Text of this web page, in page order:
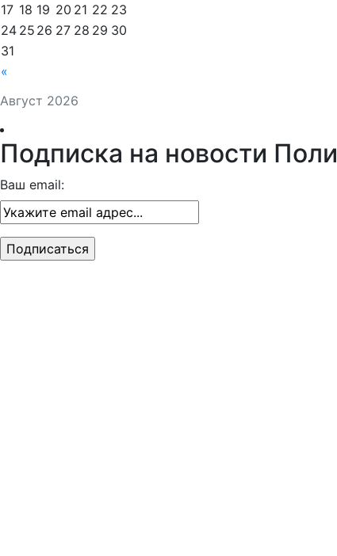
Август 2026
«
17 18 19 20 21 22 23
24 25 26 27 28 29 30
31
Подписка на новости
Ваш email: